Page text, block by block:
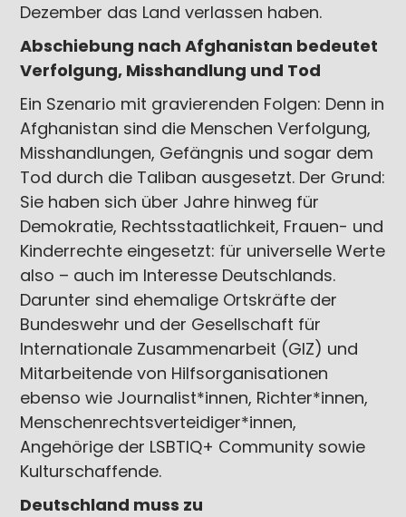
Dezember das Land verlassen haben.
Abschiebung nach Afghanistan bedeutet
Verfolgung, Misshandlung und Tod
Ein Szenario mit gravierenden Folgen: Denn in
Afghanistan sind die Menschen Verfolgung,
Misshandlungen, Gefängnis und sogar dem
Tod durch die Taliban ausgesetzt. Der Grund:
Sie haben sich über Jahre hinweg für
Demokratie, Rechtsstaatlichkeit, Frauen- und
Kinderrechte eingesetzt: für universelle Werte
also – auch im Interesse Deutschlands.
Darunter sind ehemalige Ortskräfte der
Bundeswehr und der Gesellschaft für
Internationale Zusammenarbeit (GIZ) und
Mitarbeitende von Hilfsorganisationen
ebenso wie Journalist*innen, Richter*innen,
Menschenrechtsverteidiger*innen,
Angehörige der LSBTIQ+ Community sowie
Kulturschaffende.
Deutschland muss zu